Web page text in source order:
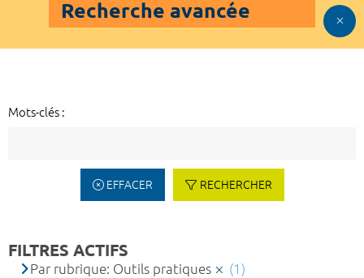
Recherche avancée
Mots-clés :
EFFACER RECHERCHER
FILTRES ACTIFS
Par rubrique: Outils pratiques (1)